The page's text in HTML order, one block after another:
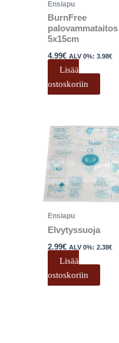
Ensiapu
BurnFree
palovammataitos
5x15cm
4.99€ ALV 0%:3.98€
Lisää
ostoskoriin
Ensiapu
Elvytyssuoja
2.99€ ALV 0%:2.38€
Lisää
ostoskoriin